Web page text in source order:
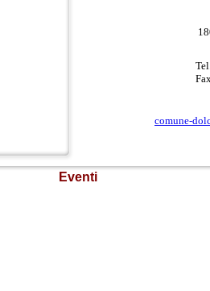
comune-
Eventi